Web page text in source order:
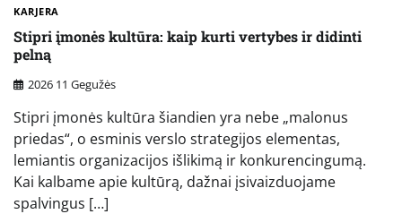
KARJERA
Stipri įmonės kultūra: kaip kurti vertybes ir didinti
pelną
2026 11 Gegužės
Stipri įmonės kultūra šiandien yra nebe „malonus
priedas“, o esminis verslo strategijos elementas,
lemiantis organizacijos išlikimą ir konkurencingumą.
Kai kalbame apie kultūrą, dažnai įsivaizduojame
spalvingus […]